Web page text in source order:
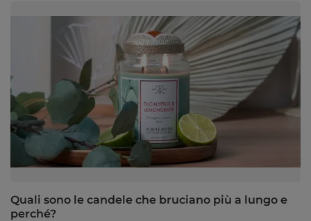
Quali sono le candele che bruciano più a lungo e
perché?